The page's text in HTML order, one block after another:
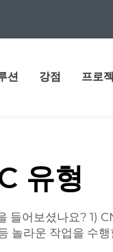
션 강점 프로
유형
어보셨나요? 1)
놀라운 작업을 수